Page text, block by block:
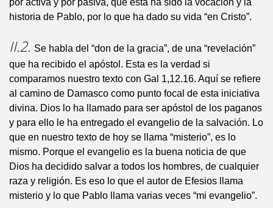
por activa y por pasiva, que esta ha sido la vocación y la
historia de Pablo, por lo que ha dado su vida “en Cristo”.
II.2. Se habla del “don de la gracia”, de una “revelación”
que ha recibido el apóstol. Esta es la verdad si
comparamos nuestro texto con Gal 1,12.16. Aquí se refiere
al camino de Damasco como punto focal de esta iniciativa
divina. Dios lo ha llamado para ser apóstol de los paganos
y para ello le ha entregado el evangelio de la salvación. Lo
que en nuestro texto de hoy se llama “misterio”, es lo
mismo. Porque el evangelio es la buena noticia de que
Dios ha decidido salvar a todos los hombres, de cualquier
raza y religión. Es eso lo que el autor de Efesios llama
misterio y lo que Pablo llama varias veces “mi evangelio”.